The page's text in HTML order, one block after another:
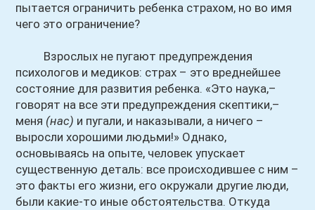
пытается ограничить ребенка страхом, но во имя
чего это ограничение?
Взрослых не пугают предупреждения
психологов и медиков: страх – это вреднейшее
состояние для развития ребенка. «Это наука,–
говорят на все эти предупреждения скептики,–
меня (нас) и пугали, и наказывали, а ничего –
выросли хорошими людьми!» Однако,
основываясь на опыте, человек упускает
существенную деталь: все происходившее с ним –
это факты его жизни, его окружали другие люди,
были какие-то иные обстоятельства. Откуда